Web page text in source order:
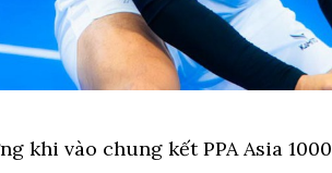
khi vào chung kết PPA Asia 1000